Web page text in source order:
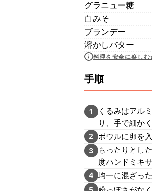
グラニュー糖
白みそ
ブランデー
溶かしバター
料理を安全に楽しむ
手順
1
くるみはアル
り、手で細か
2 ボウルに卵を
3
もったりとし
度ハンドミキ
4 均一に混ざっ
5